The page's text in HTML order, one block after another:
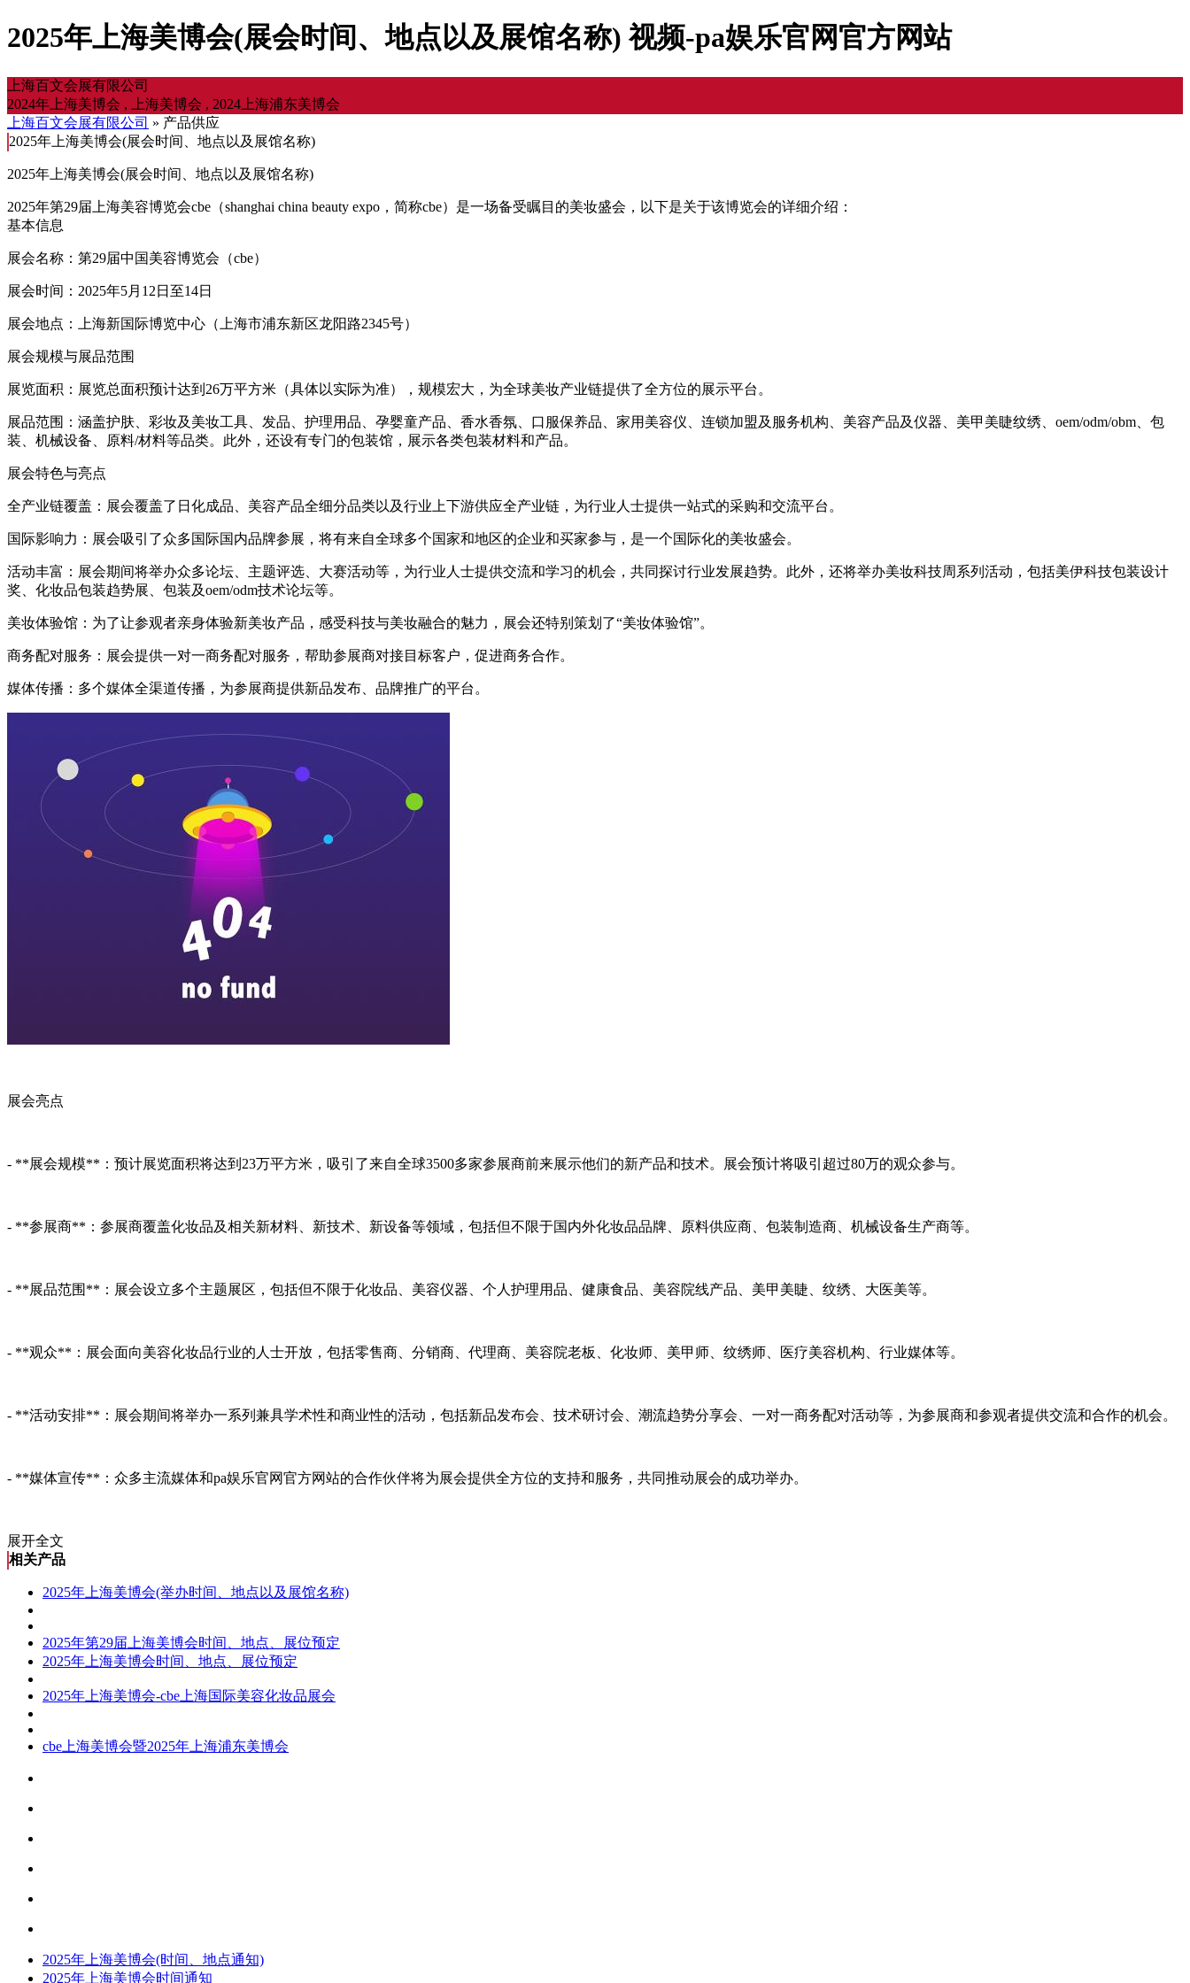
2025年上海美博会(展会时间、地点以及展馆名称) 视频-pa娱乐官网官方网站
上海百文会展有限公司
2024年上海美博会 , 上海美博会 , 2024上海浦东美博会
上海百文会展有限公司 » 产品供应
2025年上海美博会(展会时间、地点以及展馆名称)
2025年上海美博会(展会时间、地点以及展馆名称)
2025年第29届上海美容博览会cbe（shanghai china beauty expo，简称cbe）是一场备受瞩目的美妆盛会，以下是关于该博览会的详细介绍：
基本信息
展会名称：第29届中国美容博览会（cbe）
展会时间：2025年5月12日至14日
展会地点：上海新国际博览中心（上海市浦东新区龙阳路2345号）
展会规模与展品范围
展览面积：展览总面积预计达到26万平方米（具体以实际为准），规模宏大，为全球美妆产业链提供了全方位的展示平台。
展品范围：涵盖护肤、彩妆及美妆工具、发品、护理用品、孕婴童产品、香水香氛、口服保养品、家用美容仪、连锁加盟及服务机构、美容产品及仪器、美甲美睫纹绣、oem/odm/obm、包
装、机械设备、原料/材料等品类。此外，还设有专门的包装馆，展示各类包装材料和产品。
展会特色与亮点
全产业链覆盖：展会覆盖了日化成品、美容产品全细分品类以及行业上下游供应全产业链，为行业人士提供一站式的采购和交流平台。
国际影响力：展会吸引了众多国际国内品牌参展，将有来自全球多个国家和地区的企业和买家参与，是一个国际化的美妆盛会。
活动丰富：展会期间将举办众多论坛、主题评选、大赛活动等，为行业人士提供交流和学习的机会，共同探讨行业发展趋势。此外，还将举办美妆科技周系列活动，包括美伊科技包装设计
奖、化妆品包装趋势展、包装及oem/odm技术论坛等。
美妆体验馆：为了让参观者亲身体验新美妆产品，感受科技与美妆融合的魅力，展会还特别策划了“美妆体验馆”。
商务配对服务：展会提供一对一商务配对服务，帮助参展商对接目标客户，促进商务合作。
媒体传播：多个媒体全渠道传播，为参展商提供新品发布、品牌推广的平台。
展会亮点
- **展会规模**：预计展览面积将达到23万平方米，吸引了来自全球3500多家参展商前来展示他们的新产品和技术。展会预计将吸引超过80万的观众参与。
- **参展商**：参展商覆盖化妆品及相关新材料、新技术、新设备等领域，包括但不限于国内外化妆品品牌、原料供应商、包装制造商、机械设备生产商等。
- **展品范围**：展会设立多个主题展区，包括但不限于化妆品、美容仪器、个人护理用品、健康食品、美容院线产品、美甲美睫、纹绣、大医美等。
- **观众**：展会面向美容化妆品行业的人士开放，包括零售商、分销商、代理商、美容院老板、化妆师、美甲师、纹绣师、医疗美容机构、行业媒体等。
- **活动安排**：展会期间将举办一系列兼具学术性和商业性的活动，包括新品发布会、技术研讨会、潮流趋势分享会、一对一商务配对活动等，为参展商和参观者提供交流和合作的机会。
- **媒体宣传**：众多主流媒体和pa娱乐官网官方网站的合作伙伴将为展会提供全方位的支持和服务，共同推动展会的成功举办。
展开全文
相关产品
2025年上海美博会(举办时间、地点以及展馆名称)
2025年第29届上海美博会时间、地点、展位预定
2025年上海美博会时间、地点、展位预定
2025年上海美博会-cbe上海国际美容化妆品展会
cbe上海美博会暨2025年上海浦东美博会
2025年上海美博会(时间、地点通知)
2025年上海美博会时间通知